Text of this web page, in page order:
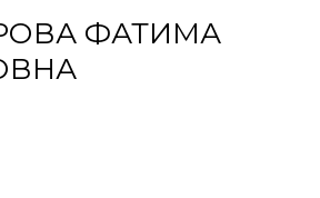
ФАТИМА